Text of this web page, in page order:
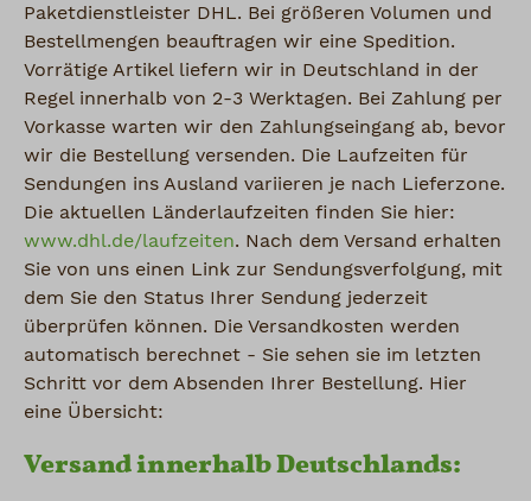
Paketdienstleister DHL. Bei größeren Volumen und
Bestellmengen beauftragen wir eine Spedition.
Vorrätige Artikel liefern wir in Deutschland in der
Regel innerhalb von 2-3 Werktagen. Bei Zahlung per
Vorkasse warten wir den Zahlungseingang ab, bevor
wir die Bestellung versenden. Die Laufzeiten für
Sendungen ins Ausland variieren je nach Lieferzone.
Die aktuellen Länderlaufzeiten finden Sie hier:
www.dhl.de/laufzeiten. Nach dem Versand erhalten
Sie von uns einen Link zur Sendungsverfolgung, mit
dem Sie den Status Ihrer Sendung jederzeit
überprüfen können. Die Versandkosten werden
automatisch berechnet - Sie sehen sie im letzten
Schritt vor dem Absenden Ihrer Bestellung. Hier
eine Übersicht:
Versand innerhalb Deutschlands: